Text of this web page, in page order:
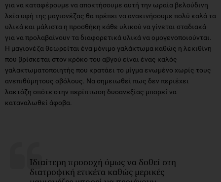
για να καταφέρουμε να αποκτήσουμε αυτή την ωραία βελούδινη
λεία υφή της μαγιονέζας θα πρέπει να ανακινήσουμε πολύ καλά τα
υλικά και μάλιστα η προσθήκη κάθε υλικού να γίνεται σταδιακά
για να προλαβαίνουν τα διαφορετικά υλικά να ομογενοποιούνται.
Η μαγιονέζα θεωρείται ένα μόνιμο γαλάκτωμα καθώς η λεκιθίνη
που βρίσκεται στον κρόκο του αβγού είναι ένας καλός
γαλακτωματοποιητής που κρατάει το μίγμα ενωμένο χωρίς τους
ανεπιθύμητους σβόλους. Να σημειωθεί πως δεν περιέχει
λακτόζη οπότε στην περίπτωση δυσανεξίας μπορεί να
καταναλωθεί άφοβα.
Ιδιαίτερη προσοχή όμως να δοθεί στη
διατροφική ετικέτα καθώς μερικές